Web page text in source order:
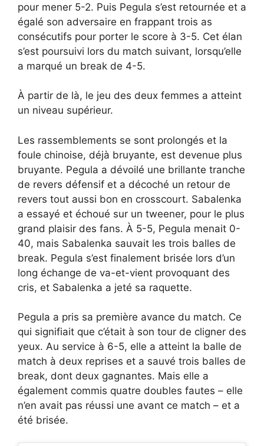
pour mener 5-2. Puis Pegula s’est retournée et a
égalé son adversaire en frappant trois as
consécutifs pour porter le score à 3-5. Cet élan
s’est poursuivi lors du match suivant, lorsqu’elle
a marqué un break de 4-5.
À partir de là, le jeu des deux femmes a atteint
un niveau supérieur.
Les rassemblements se sont prolongés et la
foule chinoise, déjà bruyante, est devenue plus
bruyante. Pegula a dévoilé une brillante tranche
de revers défensif et a décoché un retour de
revers tout aussi bon en crosscourt. Sabalenka
a essayé et échoué sur un tweener, pour le plus
grand plaisir des fans. À 5-5, Pegula menait 0-
40, mais Sabalenka sauvait les trois balles de
break. Pegula s’est finalement brisée lors d’un
long échange de va-et-vient provoquant des
cris, et Sabalenka a jeté sa raquette.
Pegula a pris sa première avance du match. Ce
qui signifiait que c’était à son tour de cligner des
yeux. Au service à 6-5, elle a atteint la balle de
match à deux reprises et a sauvé trois balles de
break, dont deux gagnantes. Mais elle a
également commis quatre doubles fautes – elle
n’en avait pas réussi une avant ce match – et a
été brisée.